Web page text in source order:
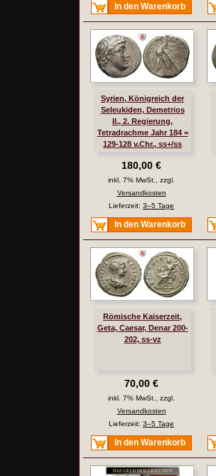
In den Warenkorb
Syrien, Königreich der
Seleukiden, Demetrios
II., 2. Regierung,
Tetradrachme Jahr 184 =
129-128 v.Chr., ss+/ss
180,00 €
inkl. 7% MwSt., zzgl.
Versandkosten
Lieferzeit: 3–5 Tage
In den Warenkorb
Römische Kaiserzeit,
Geta, Caesar, Denar 200-
202, ss-vz
70,00 €
inkl. 7% MwSt., zzgl.
Versandkosten
Lieferzeit: 3–5 Tage
In den Warenkorb